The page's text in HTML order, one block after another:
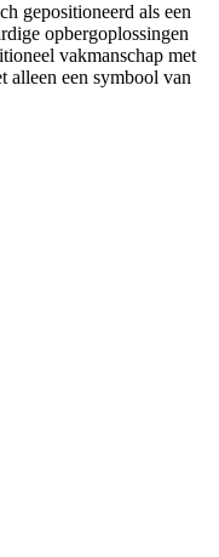
gepositioneerd als een
opbergoplossingen
vakmanschap met
alleen een symbool van